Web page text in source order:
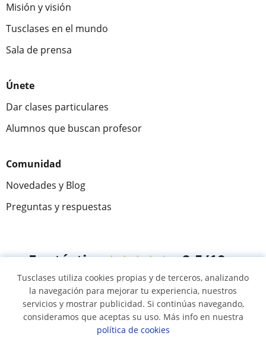
Misión y visión
Tusclases en el mundo
Sala de prensa
Únete
Dar clases particulares
Alumnos que buscan profesor
Comunidad
Novedades y Blog
Preguntas y respuestas
Fantástica★★★★★ 9,5/10
305994 opiniones de alumnos
© 2007 - 2026 Tusclases.com.ve
Tusclases utiliza cookies propias y de terceros, analizando
la navegación para mejorar tu experiencia, nuestros
servicios y mostrar publicidad. Si continúas navegando,
consideramos que aceptas su uso. Más info en nuestra
política de cookies